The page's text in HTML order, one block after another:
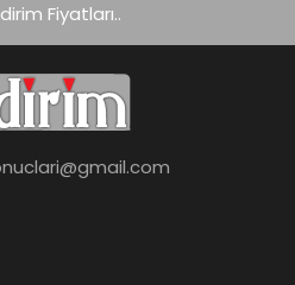
Fiyatları..